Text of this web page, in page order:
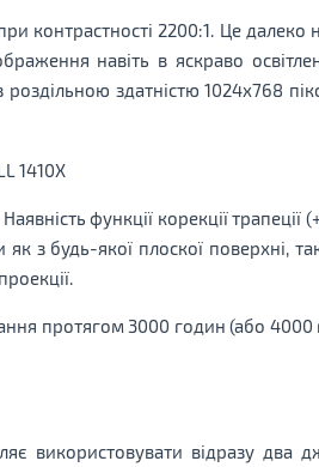
контрастності 2200:1. Це далеко
навіть в яскраво
здатністю 1024x768
функції корекції трапеції
з будь-якої плоскої поверхні,
протягом 3000 годин (або
використовувати відразу два